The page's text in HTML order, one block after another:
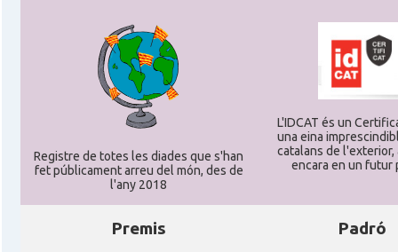
Registre de totes les diades que s'han
fet públicament arreu del món, des de
l'any 2018
L'IDCAT és un
una eina
catalans de l'exterior,
encara en un futur
Premis Padró